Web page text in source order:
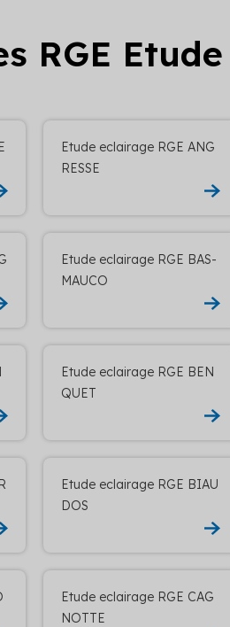
RGE
Etude eclairage RGE ANG
RESSE
Etude eclairage RGE BAS-
MAUCO
Etude eclairage RGE BEN
QUET
Etude eclairage RGE BIAU
DOS
Etude eclairage RGE CAG
NOTTE